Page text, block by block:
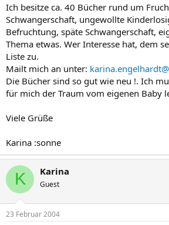
Ich besitze ca. 40 Bücher rund um
Schwangerschaft, ungewollte
Befruchtung, späte Schwangerschaft,
Thema etwas. Wer Interesse hat, dem
Liste zu.
Mailt mich an unter:
Die Bücher sind so gut wie neu !. Ich
für mich der Traum vom eigenen Baby
Viele Grüße
Karina :sonne
K Karina
Guest
23 Februar 2004